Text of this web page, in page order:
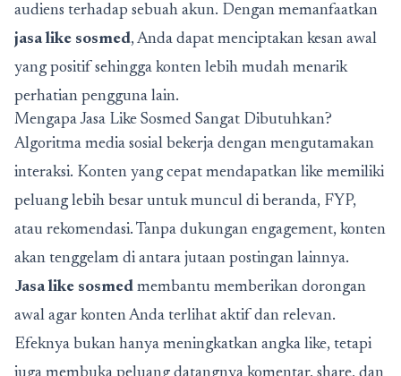
audiens terhadap sebuah akun. Dengan memanfaatkan
jasa like sosmed, Anda dapat menciptakan kesan awal
yang positif sehingga konten lebih mudah menarik
perhatian pengguna lain.
Mengapa Jasa Like Sosmed Sangat Dibutuhkan?
Algoritma media sosial bekerja dengan mengutamakan
interaksi. Konten yang cepat mendapatkan like memiliki
peluang lebih besar untuk muncul di beranda, FYP,
atau rekomendasi. Tanpa dukungan engagement, konten
akan tenggelam di antara jutaan postingan lainnya.
Jasa like sosmed membantu memberikan dorongan
awal agar konten Anda terlihat aktif dan relevan.
Efeknya bukan hanya meningkatkan angka like, tetapi